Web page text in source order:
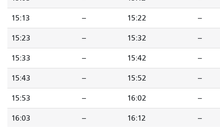
15:13 -- 15:22 --
15:23 -- 15:32 --
15:33 -- 15:42 --
15:43 -- 15:52 --
15:53 -- 16:02 --
16:03 -- 16:12 --